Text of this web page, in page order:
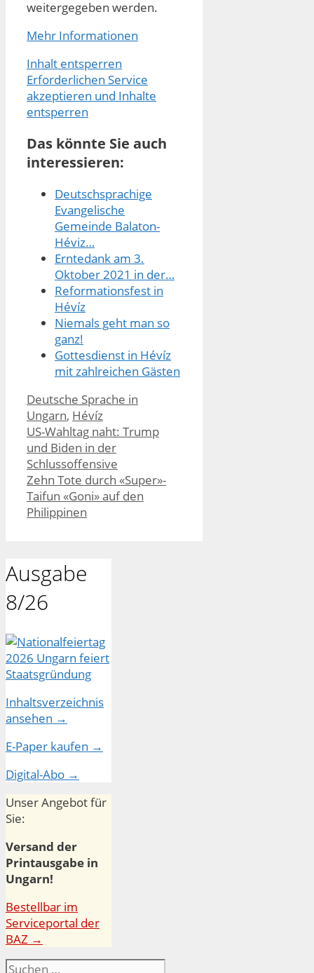
weitergegeben werden.
Mehr Informationen
Inhalt entsperren
Erforderlichen Service
akzeptieren und Inhalte
entsperren
Das könnte Sie auch
interessieren:
Deutschsprachige
Evangelische
Gemeinde Balaton-
Héviz…
Erntedank am 3.
Oktober 2021 in der…
Reformationsfest in
Hévíz
Niemals geht man so
ganz!
Gottesdienst in Hévíz
mit zahlreichen Gästen
Kategorien
Deutsche Sprache in
Ungarn, Hévíz
US-Wahltag naht: Trump
und Biden in der
Schlussoffensive
Zehn Tote durch «Super»-
Taifun «Goni» auf den
Philippinen
Ausgabe
8/26
Inhaltsverzeichnis
ansehen →
E-Paper kaufen →
Digital-Abo →
Unser Angebot für
Sie:
Versand der
Printausgabe in
Ungarn!
Bestellbar im
Serviceportal der
BAZ →
Suchen